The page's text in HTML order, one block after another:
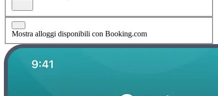
Mostra alloggi disponibili con Booking.com